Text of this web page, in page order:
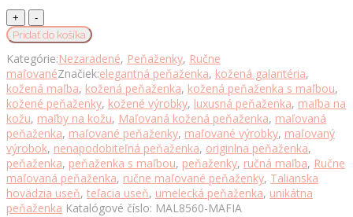
Ručne
maľovaná
kožená
peňaženka
8560
s
motívom
Mafiána
množstvo
Pridať do košíka
Kategórie:Nezaradené, Peňaženky, Ručne
maľovanéZnačiek:elegantná peňaženka, kožená galantéria,
kožená maľba, kožená peňaženka, kožená peňaženka s maľbou,
kožené peňaženky, kožené výrobky, luxusná peňaženka, maľba na
kožu, maľby na kožu, Maľovaná kožená peňaženka, maľovaná
peňaženka, maľované peňaženky, maľované výrobky, maľovaný
výrobok, nenapodobiteľná peňaženka, originlna peňaženka,
peňaženka, peňaženka s maľbou, peňaženky, ručná maľba, Ručne
maľovaná peňaženka, ručne maľované peňaženky, Talianska
hovädzia useň, teľacia useň, umelecká peňaženka, unikátna
peňaženka Katalógové číslo: MAL8560-MAFIA